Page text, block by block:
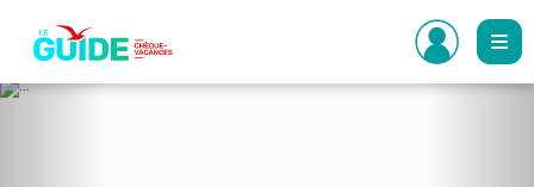
contenu
principal